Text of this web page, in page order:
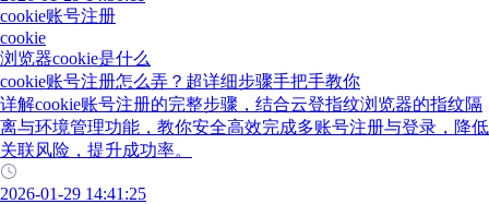
cookie账号注册
cookie
浏览器cookie是什么
cookie账号注册怎么弄？超详细步骤手把手教你
详解cookie账号注册的完整步骤，结合云登指纹浏览器的指纹隔
离与环境管理功能，教你安全高效完成多账号注册与登录，降低
关联风险，提升成功率。
2026-01-29 14:41:25